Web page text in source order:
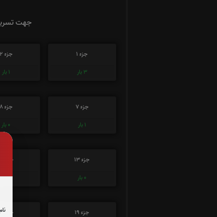
جهت
جزء 1
3 بار
جزء 2
1 بار
جزء 7
1 بار
جزء 8
0 بار
جزء 13
0 بار
جزء 14
0بار
جزء 19
جزء 20